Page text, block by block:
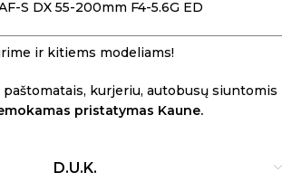
S DX 55-200mm F4-5.6G ED
ir kitiems modeliams!
kurjeriu, autobusų siuntomis
pristatymas Kaune.
D.U.K.